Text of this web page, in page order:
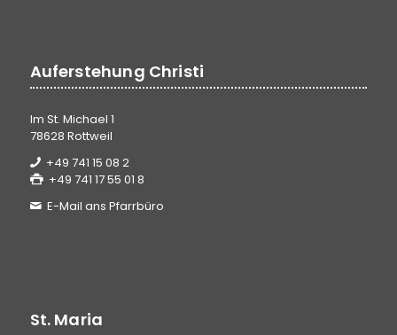
Auferstehung Christi
Im St. Michael 1
78628 Rottweil
+49 741 15 08 2
+49 741 17 55 01 8
E-Mail ans Pfarrbüro
St. Maria